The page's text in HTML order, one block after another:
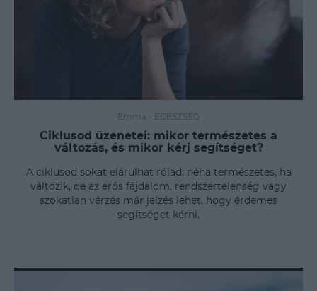
Emma - EGÉSZSÉG
Ciklusod üzenetei: mikor természetes a
változás, és mikor kérj segítséget?
A ciklusod sokat elárulhat rólad: néha természetes, ha
változik, de az erős fájdalom, rendszertelenség vagy
szokatlan vérzés már jelzés lehet, hogy érdemes
segítséget kérni.